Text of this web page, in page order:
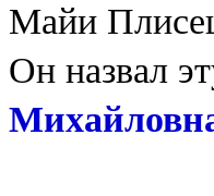
Майи
Он назвал